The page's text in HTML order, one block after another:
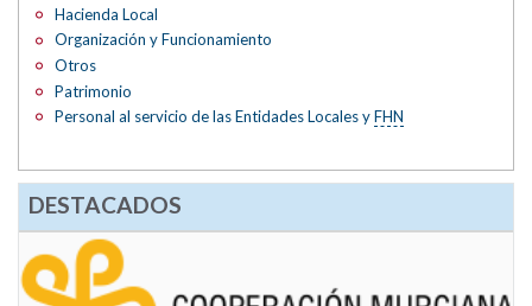
Hacienda Local
Organización y Funcionamiento
Otros
Patrimonio
Personal al servicio de las Entidades Locales yFHN
DESTACADOS